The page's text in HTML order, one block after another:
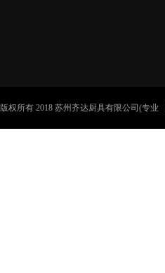
版权所有 2018 苏州齐达厨具有限公司(专业